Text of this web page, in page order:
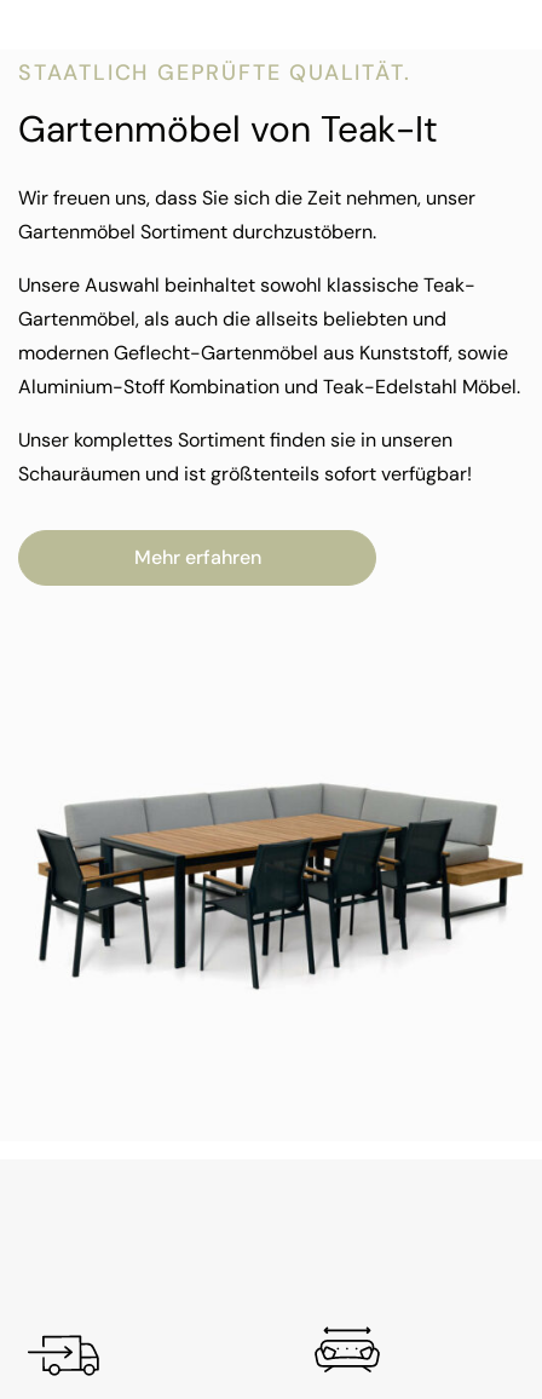
STAATLICH GEPRÜFTE QUALITÄT.
Gartenmöbel von Teak-It
Wir freuen uns, dass Sie sich die Zeit nehmen, unser
Gartenmöbel Sortiment durchzustöbern.
Unsere Auswahl beinhaltet sowohl klassische Teak-
Gartenmöbel, als auch die allseits beliebten und
modernen Geflecht-Gartenmöbel aus Kunststoff, sowie
Aluminium-Stoff Kombination und Teak-Edelstahl Möbel.
Unser komplettes Sortiment finden sie in unseren
Schauräumen und ist größtenteils sofort verfügbar!
Mehr erfahren